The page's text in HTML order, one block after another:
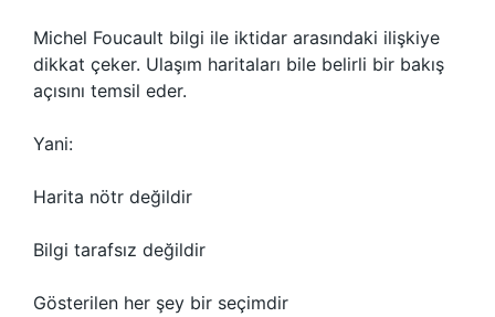
Michel Foucault bilgi ile iktidar arasındaki ilişkiye
dikkat çeker. Ulaşım haritaları bile belirli bir bakış
açısını temsil eder.
Yani:
Harita nötr değildir
Bilgi tarafsız değildir
Gösterilen her şey bir seçimdir